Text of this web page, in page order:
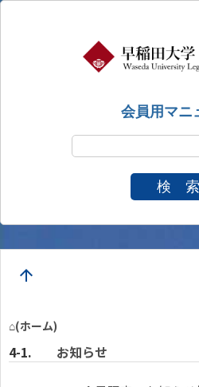
会員用マニ
検 索
arrow_upward
⌂(ホーム)
お知らせ